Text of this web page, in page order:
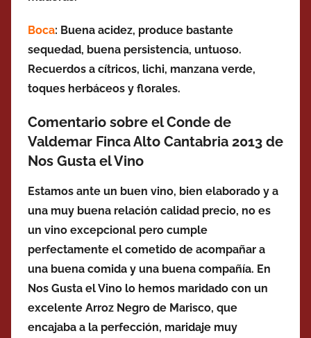
Boca: Buena acidez, produce bastante
sequedad, buena persistencia, untuoso.
Recuerdos a cítricos, lichi, manzana verde,
toques herbáceos y florales.
Comentario sobre el Conde de
Valdemar Finca Alto Cantabria 2013 de
Nos Gusta el Vino
Estamos ante un buen vino, bien elaborado y a
una muy buena relación calidad precio, no es
un vino excepcional pero cumple
perfectamente el cometido de acompañar a
una buena comida y una buena compañía. En
Nos Gusta el Vino lo hemos maridado con un
excelente Arroz Negro de Marisco, que
encajaba a la perfección, maridaje muy